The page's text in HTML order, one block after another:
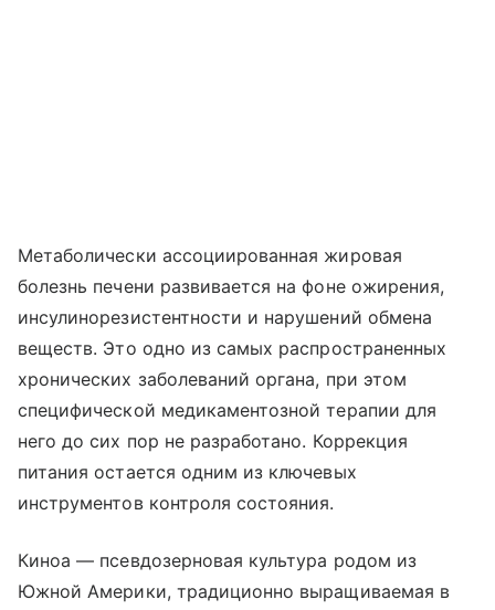
Метаболически ассоциированная жировая
болезнь печени развивается на фоне ожирения,
инсулинорезистентности и нарушений обмена
веществ. Это одно из самых распространенных
хронических заболеваний органа, при этом
специфической медикаментозной терапии для
него до сих пор не разработано. Коррекция
питания остается одним из ключевых
инструментов контроля состояния.
Киноа — псевдозерновая культура родом из
Южной Америки, традиционно выращиваемая в